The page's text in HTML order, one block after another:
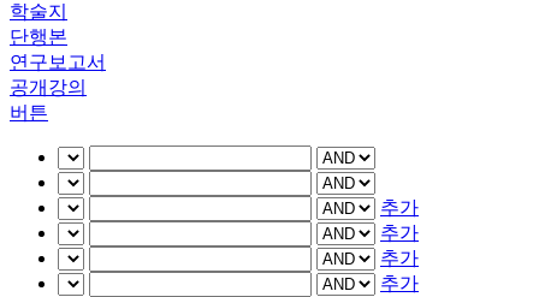
학술지
단행본
연구보고서
공개강의
버튼
추가
추가
추가
추가